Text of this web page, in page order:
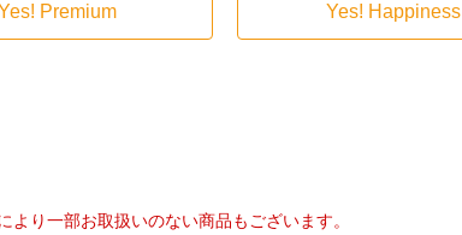
Premium Yes! Happiness
より一部お取扱いのない商品もございます。